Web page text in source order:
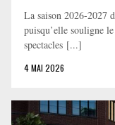
La saison 2026-2027
puisqu’elle souligne le
spectacles [...]
4 MAI 2026